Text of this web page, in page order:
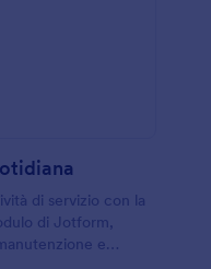
di servizio con la
di Jotform,
e